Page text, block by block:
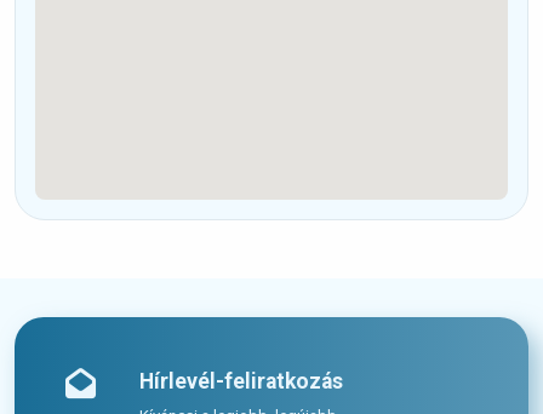
Hírlevél-feliratkozás